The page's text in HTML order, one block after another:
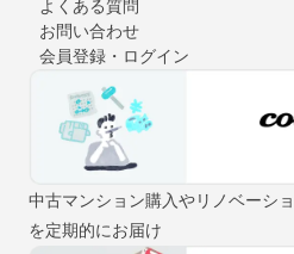
よくある質問
お問い合わせ
会員登録・ログイン
中古マンション購入やリノベーシ
を定期的にお届け